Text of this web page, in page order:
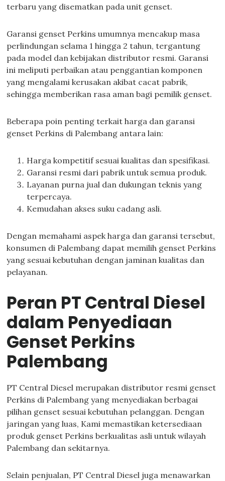
terbaru yang disematkan pada unit genset.
Garansi genset Perkins umumnya mencakup masa
perlindungan selama 1 hingga 2 tahun, tergantung
pada model dan kebijakan distributor resmi. Garansi
ini meliputi perbaikan atau penggantian komponen
yang mengalami kerusakan akibat cacat pabrik,
sehingga memberikan rasa aman bagi pemilik genset.
Beberapa poin penting terkait harga dan garansi
genset Perkins di Palembang antara lain:
Harga kompetitif sesuai kualitas dan spesifikasi.
Garansi resmi dari pabrik untuk semua produk.
Layanan purna jual dan dukungan teknis yang
terpercaya.
Kemudahan akses suku cadang asli.
Dengan memahami aspek harga dan garansi tersebut,
konsumen di Palembang dapat memilih genset Perkins
yang sesuai kebutuhan dengan jaminan kualitas dan
pelayanan.
Peran PT Central Diesel
dalam Penyediaan
Genset Perkins
Palembang
PT Central Diesel merupakan distributor resmi genset
Perkins di Palembang yang menyediakan berbagai
pilihan genset sesuai kebutuhan pelanggan. Dengan
jaringan yang luas, Kami memastikan ketersediaan
produk genset Perkins berkualitas asli untuk wilayah
Palembang dan sekitarnya.
Selain penjualan, PT Central Diesel juga menawarkan